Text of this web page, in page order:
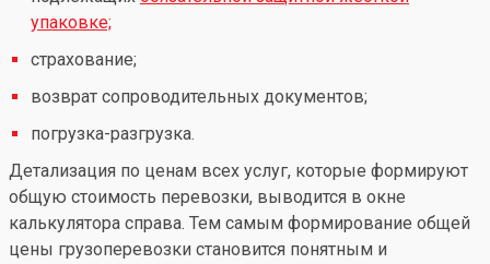
упаковке;
страхование;
возврат сопроводительных документов;
погрузка-разгрузка.
Детализация по ценам всех услуг, которые формируют
общую стоимость перевозки, выводится в окне
калькулятора справа. Тем самым формирование общей
цены грузоперевозки становится понятным и